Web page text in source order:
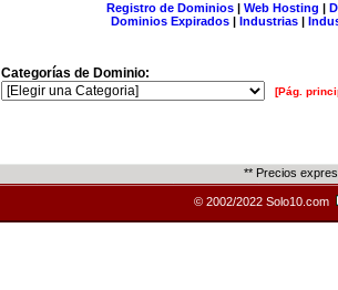
Registro de Dominios| Web Hosting |
Dominios Expirados | Industrias |
Categorías de Dominio:
[Pág.
** Precios
© 2002/2022 Solo10.com